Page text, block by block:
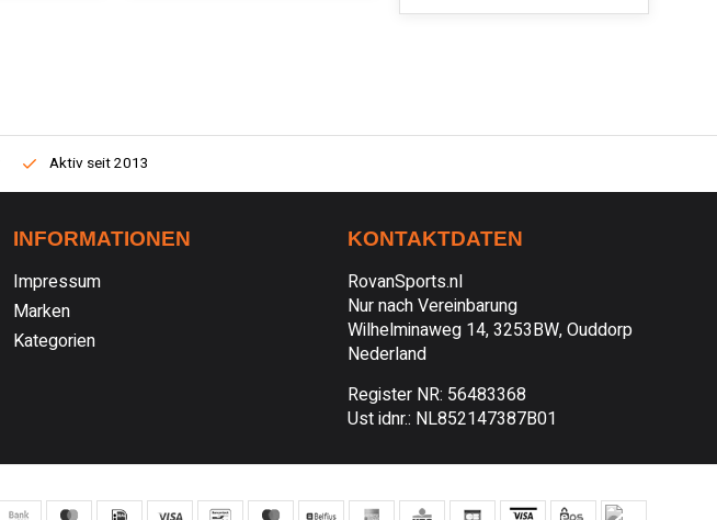
Aktiv seit 2013
INFORMATIONEN
Impressum
Marken
Kategorien
KONTAKTDATEN
RovanSports.nl
Nur nach Vereinbarung
Wilhelminaweg 14, 3253BW, Ouddorp
Nederland
Register NR: 56483368
Ust idnr.: NL852147387B01